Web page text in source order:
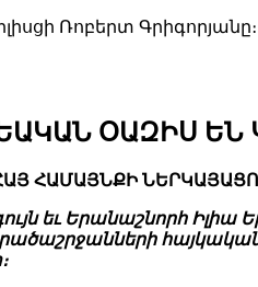
Ռոբերտ Գրիգորյանը։
ՕԱԶԻՍ ԵՆ
ՀԱՄԱՅՆՔԻ
եւ Երանաշնորհ Իլիա